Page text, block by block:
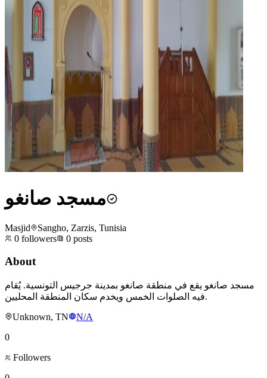
مسجد صانغو
Masjid
Sangho, Zarzis, Tunisia
0 followers 0 posts
About
مسجد صانغو يقع في منطقة صانغو بمدينة جرجيس التونسية. يُقام
فيه الصلوات الخمس ويخدم سكان المنطقة المحليين.
Unknown, TN
N/A
0
Followers